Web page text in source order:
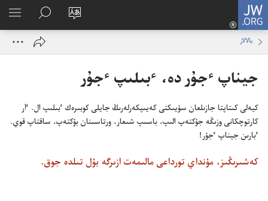
JW.ORG
تور
بەكەت
كىرۋ
(opens
JW.ORG
ىزدە‌ۋ
كورۋ
بالالار
جيناپ ٴ‌جۇ‌ر دە،‏ ٴ‌بىلىپ ٴ‌جۇ‌ر
كيە‌لى كىتاپتا جازىلعان سۇ‌يىكتى كە‌يىپكە‌رلە‌رىڭ جايلى كوبىرە‌ك ٴ‌بىلىپ ال.‏ ٵر
كارتوچكانى وزىڭە جۇ‌كتە‌پ الىپ،‏ باسىپ شىعار،‏ ورتاسىنان بۇ‌كتە‌پ،‏ ساقتاپ قوي.‏
ٴ‌بارىن جيناپ ٴ‌جۇ‌ر!‏
كەشىرىڭىز، مۇنداي تورداعى مالىمەت ازىرگە بۇل تىلدە جوق.